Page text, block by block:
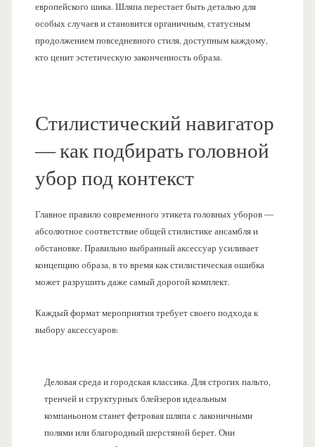
европейского шика. Шляпа перестает быть деталью для
особых случаев и становится органичным, статусным
продолжением повседневного стиля, доступным каждому,
кто ценит эстетическую законченность образа.
Стилистический навигатор
— как подбирать головной
убор под контекст
Главное правило современного этикета головных уборов —
абсолютное соответствие общей стилистике ансамбля и
обстановке. Правильно выбранный аксессуар усиливает
концепцию образа, в то время как стилистическая ошибка
может разрушить даже самый дорогой комплект.
Каждый формат мероприятия требует своего подхода к
выбору аксессуаров:
Деловая среда и городская классика. Для строгих пальто,
тренчей и структурных блейзеров идеальным
компаньоном станет фетровая шляпа с лаконичными
полями или благородный шерстяной берет. Они